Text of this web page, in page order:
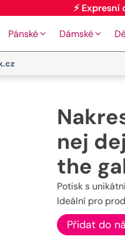
Pánské Dámské
nej
the
Potisk s
Ideální pro
Přidat do